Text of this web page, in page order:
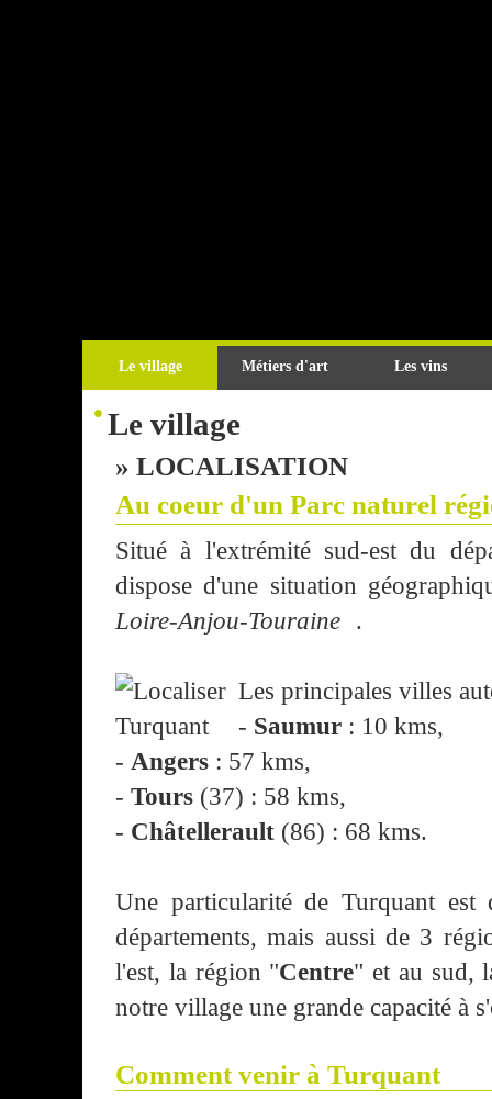
Le village Métiers d'art Les vins
•Le village
» LOCALISATION
Au coeur d'un Parc naturel
Situé à l'extrémité sud-est du
dispose d'une situation
Loire-Anjou-Touraine .
Les principales villes
- Saumur : 10 kms,
- Angers : 57 kms,
- Tours (37) : 58 kms,
- Châtellerault (86) : 68 kms.
Une particularité de Turquant
départements, mais aussi de 3
l'est, la région "Centre" et au sud,
notre village une grande capacité à
Comment venir à Turquant